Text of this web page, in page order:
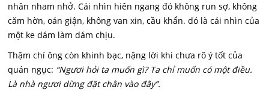
nhân nham nhở. Cái nhìn hiên ngang đó không run sợ, không
căm hờn, oán giận, không van xin, cầu khẩn. dó là cái nhìn của
một ke dám làm dám chịu.
Thậm chí ông còn khinh bạc, nặng lời khi chưa rõ ý tốt của
quán ngục: “Ngươi hỏi ta muốn gì? Ta chỉ muốn có một điều.
Là nhà ngươi dừng đặt chân vào đây”.